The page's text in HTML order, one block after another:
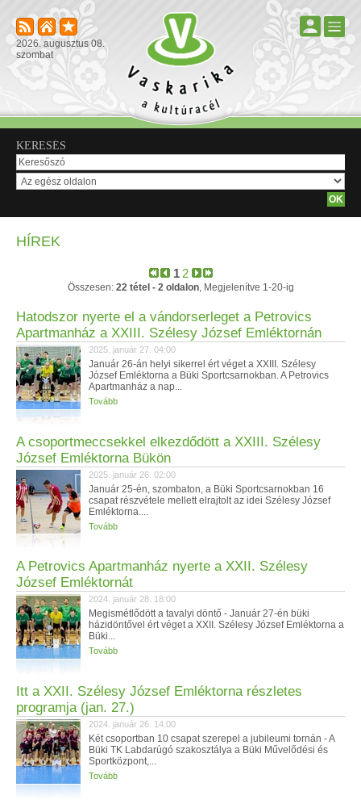
2026. augusztus 08.
szombat
KERESÉS
HÍREK
1 2
Összesen: 22 tétel - 2 oldalon, Megjelenítve 1-20-ig
Hatodszor nyerte el a vándorserleget a Petrovics
Apartmanház a XXIII. Szélesy József Emléktornán
2025. január 27. 04:00
Január 26-án helyi sikerrel ért véget a XXIII. Szélesy
József Emléktorna a Büki Sportcsarnokban. A Petrovics
Apartmanház a nap...
Tovább
A csoportmeccsekkel elkezdődött a XXIII. Szélesy
József Emléktorna Bükön
2025. január 26. 02:00
Január 25-én, szombaton, a Büki Sportcsarnokban 16
csapat részvétele mellett elrajtolt az idei Szélesy József
Emléktorna....
Tovább
A Petrovics Apartmanház nyerte a XXII. Szélesy
József Emléktornát
2024. január 28. 18:00
Megismétlődött a tavalyi döntő - Január 27-én büki
házidöntővel ért véget a XXII. Szélesy József Emléktorna a
Büki...
Tovább
Itt a XXII. Szélesy József Emléktorna részletes
programja (jan. 27.)
2024. január 26. 14:00
Két csoportban 10 csapat szerepel a jubileumi tornán - A
Büki TK Labdarúgó szakosztálya a Büki Művelődési és
Sportközpont,...
Tovább